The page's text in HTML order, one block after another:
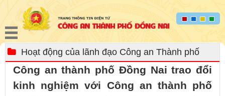
Hoạt động của lãnh đạo Công an Thành phố
Công an thành phố Đồng Nai trao đổi
kinh nghiệm với Công an thành phố